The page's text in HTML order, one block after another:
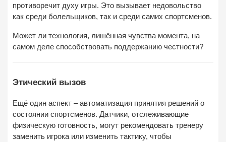
противоречит духу игры. Это вызывает недовольство
как среди болельщиков, так и среди самих спортсменов.
Может ли технология, лишённая чувства момента, на
самом деле способствовать поддержанию честности?
Этический вызов
Ещё один аспект – автоматизация принятия решений о
состоянии спортсменов. Датчики, отслеживающие
физическую готовность, могут рекомендовать тренеру
заменить игрока или изменить тактику, чтобы